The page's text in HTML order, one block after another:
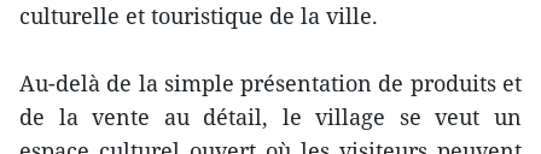
culturelle et touristique de la ville.
Au-delà de la simple présentation de produits et
de la vente au détail, le village se veut un